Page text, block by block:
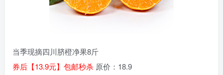
当季现摘四川脐橙净果8斤
券后【13.9元】包邮秒杀 原价：18.9